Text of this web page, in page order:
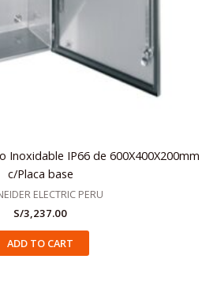
Inoxidable IP66 de 600X400X200mm
c/Placa base
ELECTRIC PERU
S/3,237.00
ADD TO CART